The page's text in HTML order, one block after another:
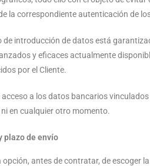
la correspondiente autenticación de
de introducción de datos está
y eficaces actualmente
por el Cliente.
acceso a los datos bancarios
en cualquier otro momento.
plazo de envío
opción, antes de contratar, de escoger